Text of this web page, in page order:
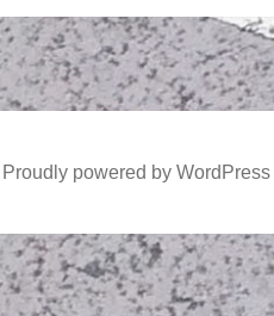
投
稿:
Proudly powered by WordPress